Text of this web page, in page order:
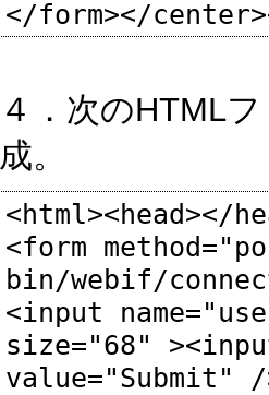
４．次のHTML
成。
<html><head></
<form
bin/webif/
<input
size="68"
value="Submit" /